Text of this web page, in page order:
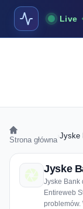
Live
Strona główna Jyske
Jyske
Jyske Bank
Entireweb
problemów.